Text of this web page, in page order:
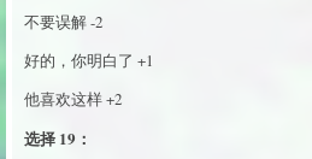
不要误解 -2
好的，你明白了 +1
他喜欢这样 +2
选择 19：